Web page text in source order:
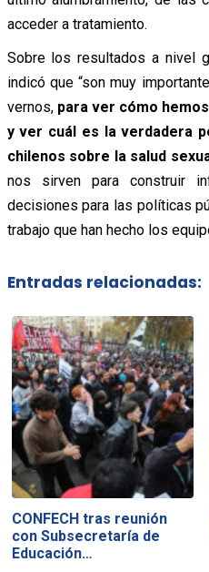
acceder a tratamiento.
Sobre los resultados a nivel
indicó que “son muy
vernos, para ver cómo
y ver cuál es la verdadera
chilenos sobre la salud
nos sirven para construir
decisiones para las políticas
trabajo que han hecho los
Entradas relacionadas:
CONFECH tras reunión
con Subsecretaría de
Educación…